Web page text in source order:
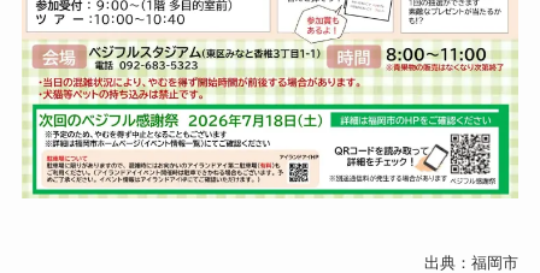
出典：福岡市